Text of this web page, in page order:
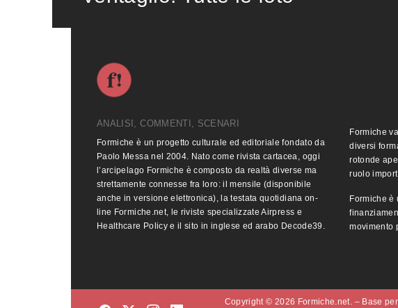
ANALISI, COMMENTI, SCENARI
Formiche è un progetto culturale ed editoriale fondato da
Paolo Messa nel 2004. Nato come rivista cartacea, oggi
l’arcipelago Formiche è composto da realtà diverse ma
strettamente connesse fra loro: il mensile (disponibile
anche in versione elettronica), la testata quotidiana on-
line Formiche.net, le riviste specializzate Airpress e
Healthcare Policy e il sito in inglese ed arabo Decode39.
Formiche
diversi
rotonde
ruolo
Formiche è
movimento
Copyright © 2026 Formiche.net. – Base